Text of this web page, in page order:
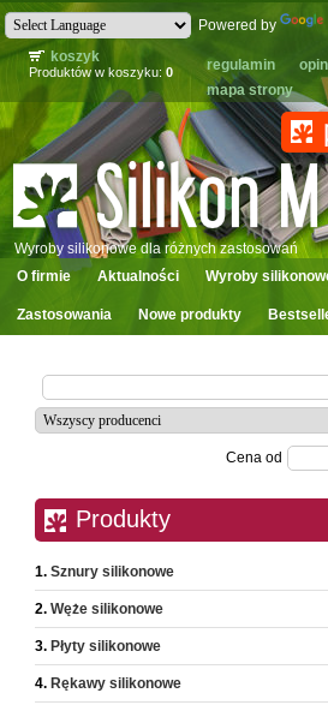
Powered by
koszyk
Produktów w koszyku:0 regulamin
mapa strony
Wyroby silikonowe dla różnych zastosowań
O firmie
Aktualności Wyroby
Zastosowania Nowe produkty
Cena od
Produkty
Sznury silikonowe
Węże silikonowe
Płyty silikonowe
Rękawy silikonowe